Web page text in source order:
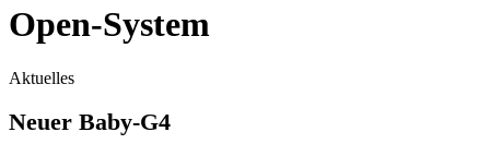
Open-System
Aktuelles
Neuer Baby-G4